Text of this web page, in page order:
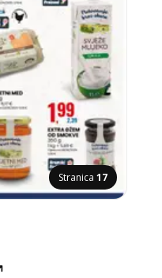
Stranica 17